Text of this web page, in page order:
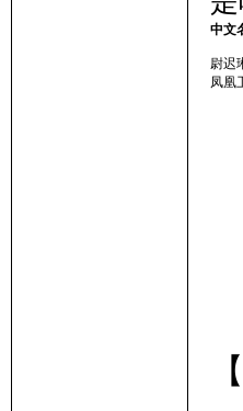
中文
尉迟
凤凰